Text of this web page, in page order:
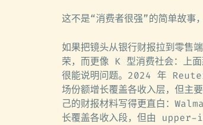
这不是“消费者很强”的简单故事
如果把镜头从银行财报拉到零
荣，而更像 K 型消费社会：上
很能说明问题。2024 年
场份额增长覆盖各收入层，但
己的财报材料写得更直白：
长覆盖各收入段，但由 upper-